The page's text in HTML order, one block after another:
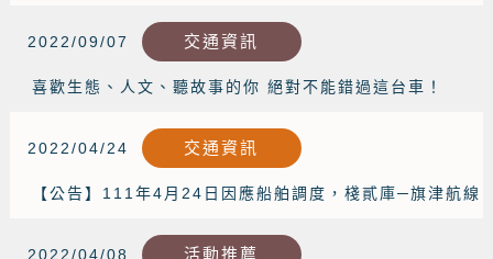
2022/09/07 交通資訊
喜歡生態、人文、聽故事的你 絕對不能錯過這台車！
2022/04/24 交通資訊
【公告】111年4月24日因應船舶調度，棧貳庫─旗津航線
2022/04/08
活動推薦